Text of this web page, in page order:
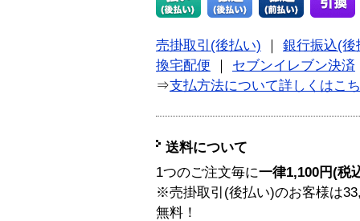
売掛取引(後払い) ｜ 銀行振込(後
換宅配便 ｜ セブンイレブン決済
⇒支払方法について詳しくはこ
送料について
1つのご注文毎に一律1,100円(税
※売掛取引(後払い)のお客様は
無料！